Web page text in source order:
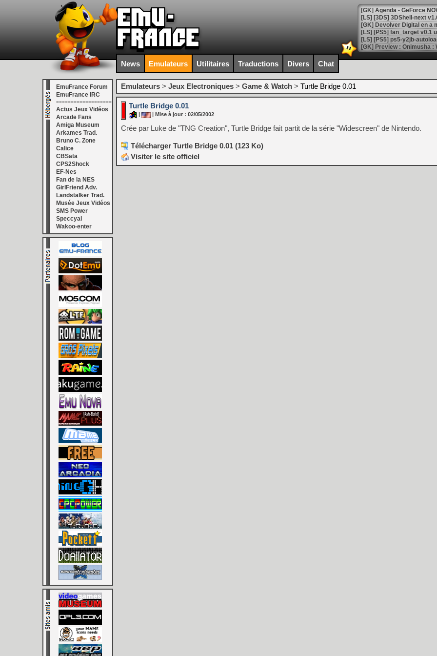
[GK] Agenda - GeForce
[GK] Devolver Digital en a
[LS] [PS5] ps5-y2jb-
[GK] Pourquoi Marvel
[GK] Test : Restory : Chill
[GK] GTA 6 : Rockstar
[GK] Hot Wheels Infinite
[GK] Mémoire cash -
[GK] Résultats Nintendo :
[GK] Déjà des
[Mo5] Brickboy cherche à
[GK] Minecraft et ses «
[GK] Beast of
[GK] Ubisoft : fin de partie
[GK] Mémoire cash -
[GK] Dan Houser (GTA)
[GK] Comment EA Sports
[GK] Crimson Moon : un
[GK] Isle of Reveries : le
[GK] Moonlighter 2 : The
[GK] Capcom relance
[Mo5] Deux inédits du
[GK] Le beat'em up The
[GK] Endless Legend 2 :
[LS] [PS5] Le WebKit
[GK] Oubliez Crazy Taxi,
[LS] [Switch] NSZ 5.0.0
[GK] No More Room in
[GK] Un chatbot Atelier
News Emulateurs Utilitaires Traductions Divers Chat
EmuFrance Forum
EmuFrance IRC
===================
Actus Jeux Vidéos
Arcade Fans
Amiga Museum
Arkames Trad.
Bruno C. Zone
Calice
CBSata
CPS2Shock
EF-Nes
Fan de la NES
GirlFriend Adv.
Landstalker Trad.
Musée Jeux Vidéos
SMS Power
Speccyal
Wakoo-enter
Emulateurs > Jeux Electroniques > Game & Watch > Turtle Bridge 0.01
Turtle Bridge 0.01
| Mise à jour : 02/05/2002
Crée par Luke de "TNG Creation", Turtle Bridge fait partit de la série "Widescreen" de Nintendo.
Télécharger Turtle Bridge 0.01 (123 Ko)
Visiter le site officiel